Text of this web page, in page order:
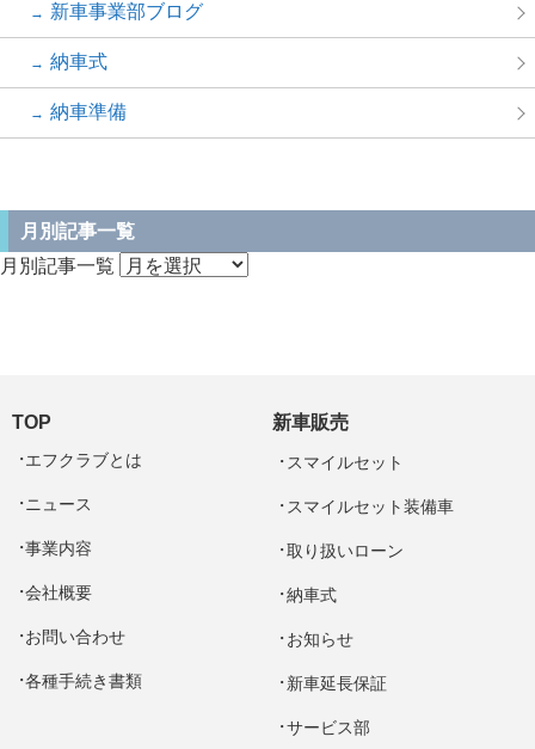
新車事業部ブログ
納車式
納車準備
月別記事一覧
月別記事一覧
TOP
エフクラブとは
ニュース
事業内容
会社概要
お問い合わせ
各種手続き書類
新車販売
スマイルセット
スマイルセット装備車
取り扱いローン
納車式
お知らせ
新車延長保証
サービス部